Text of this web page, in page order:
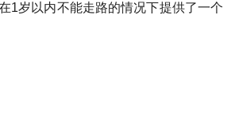
1岁以内不能走路的情况下提供了一个